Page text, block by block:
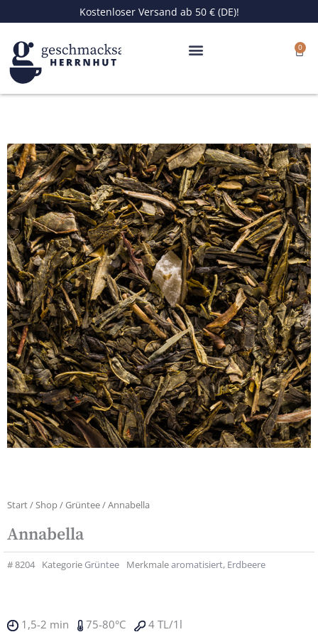
Inhalt
springen
Kostenloser Versand ab 50 € (DE)!
0
Start/Shop/Grüntee/ Annabella
Annabella
#8204 Kategorie Grüntee Merkmalearomatisiert, Erdbeere
1,5-2 min 75-80°C 4 TL/1l